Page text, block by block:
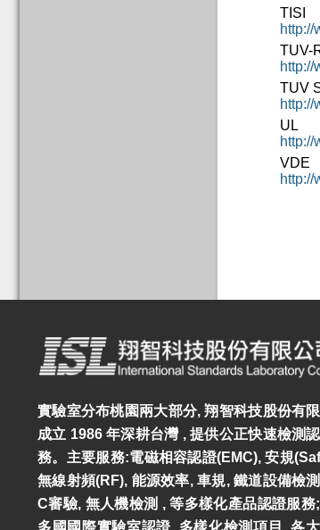
TISI
http://
TUV-
http://
TUV
http://
UL
http://
VDE
http://
實驗室分布桃園兩大部分, 翔智科技股份有
成立 1986 年深耕台灣 , 提供公正快速檢測
務。主要服務:電磁相容認證(EMC), 安規
無線射頻(RF), 能源效率, 車規, 鐵道設備檢
C審驗, 無人機檢測 , 等多樣化產品認證服務